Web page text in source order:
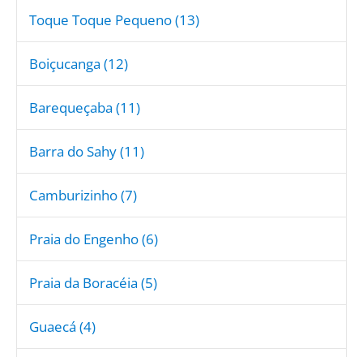
Toque Toque Pequeno (13)
Boiçucanga (12)
Barequeçaba (11)
Barra do Sahy (11)
Camburizinho (7)
Praia do Engenho (6)
Praia da Boracéia (5)
Guaecá (4)